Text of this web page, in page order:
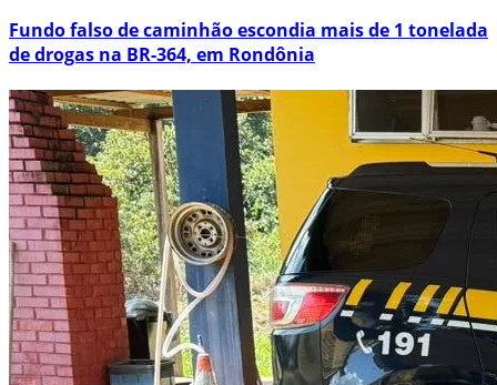
Fundo falso de caminhão escondia mais de 1 tonelada
de drogas na BR-364, em Rondônia